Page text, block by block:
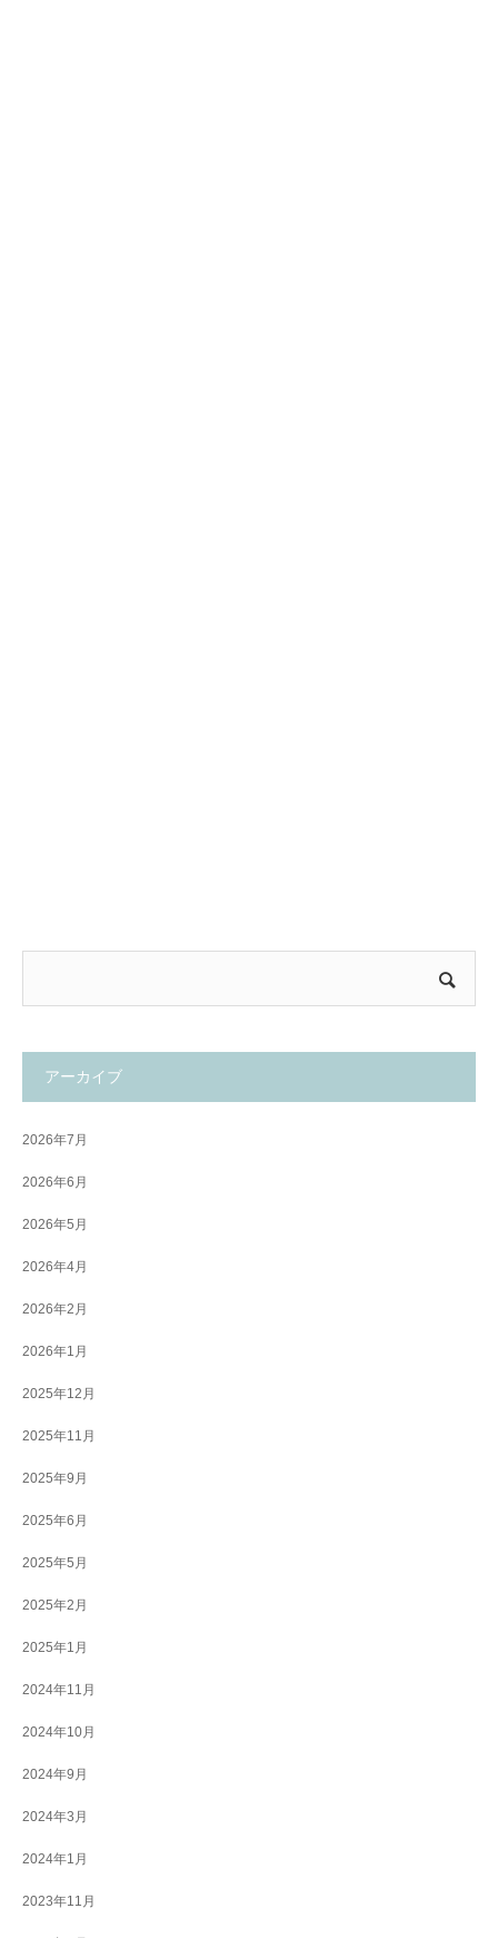
アーカイブ
2026年7月
2026年6月
2026年5月
2026年4月
2026年2月
2026年1月
2025年12月
2025年11月
2025年9月
2025年6月
2025年5月
2025年2月
2025年1月
2024年11月
2024年10月
2024年9月
2024年3月
2024年1月
2023年11月